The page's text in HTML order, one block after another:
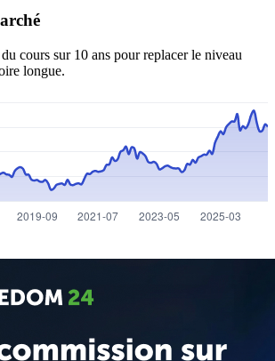
cours sur 10 ans pour replacer le niveau
longue.